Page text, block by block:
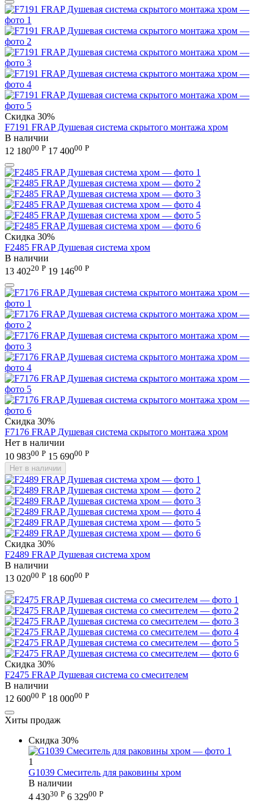
Скидка 30%
F7191 FRAP Душевая система скрытого монтажа хром
В наличии
12 18000 Р 17 40000 Р
Скидка 30%
F2485 FRAP Душевая система хром
В наличии
13 40220 Р 19 14600 Р
Скидка 30%
F7176 FRAP Душевая система скрытого монтажа хром
Нет в наличии
10 98300 Р 15 69000 Р
Нет в наличии
Скидка 30%
F2489 FRAP Душевая система хром
В наличии
13 02000 Р 18 60000 Р
Скидка 30%
F2475 FRAP Душевая система со смесителем
В наличии
12 60000 Р 18 00000 Р
Хиты продаж
Скидка 30%
1
G1039 Смеситель для раковины хром
В наличии
4 43030 Р 6 32900 Р